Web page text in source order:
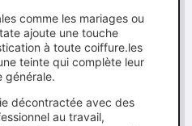
comme les mariages ou
ajoute une touche
à toute coiffure.les
teinte qui complète leur
générale.
décontractée avec des
au travail,